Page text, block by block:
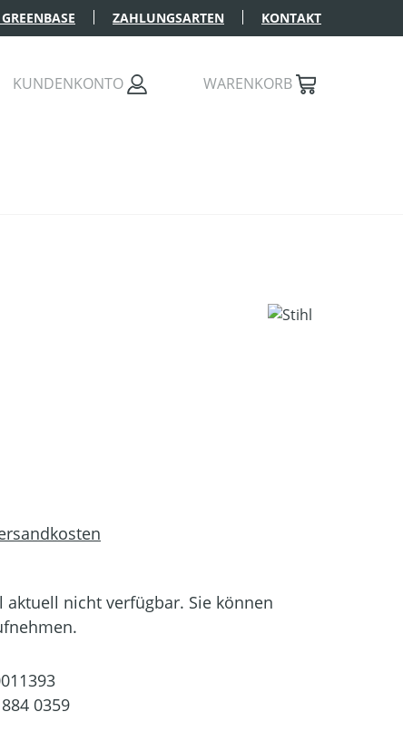
ZAHLUNGSARTEN KONTAKT
KUNDENKONTO WARENKORB
aktuell nicht verfügbar. Sie können
0359